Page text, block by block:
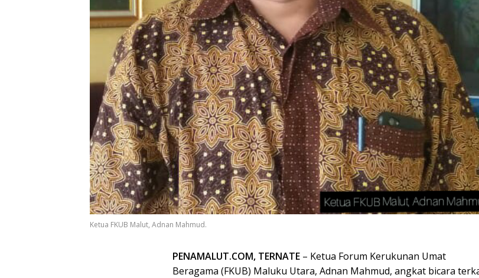
Ketua FKUB Malut, Adnan Mahmud.
PENAMALUT.COM, TERNATE – Ketua Forum Kerukunan Umat
Beragama (FKUB) Maluku Utara, Adnan Mahmud, angkat bicara